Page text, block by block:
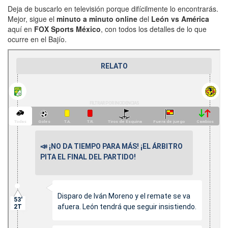
Deja de buscarlo en televisión porque difícilmente lo encontrarás.
Mejor, sigue el minuto a minuto online del León vs América
aquí en FOX Sports México, con todos los detalles de lo que
ocurre en el Bajío.